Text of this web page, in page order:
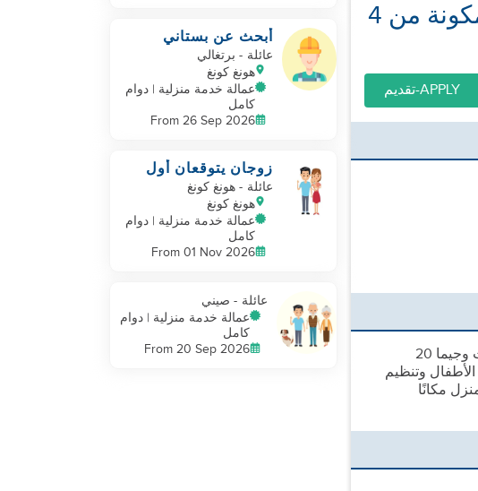
أبحث عن عمة جديدة للانضمام إلى عائلتنا المكونة من 4
APPLY-تقديم
نحن نبحث عن عمة جديدة للانضمام إلى عائلتنا المكونة من 4 أفراد. لدينا طفلان صغيران، جايدن 3 سنوات وجيما 20
وتنظيم
مكانًا
أبحث عن بستاني
للعيش فيه لإدارة
حديقتي
عائلة - برتغالي
هونغ كونغ
عمالة خدمة منزلية | دوام
كامل
From 26 Sep 2026
زوجان يتوقعان أول
طفل يبحثان عن
مساعد ذو خبرة
عائلة - هونغ كونغ
هونغ كونغ
عمالة خدمة منزلية | دوام
كامل
From 01 Nov 2026
عائلة - صيني
عمالة خدمة منزلية | دوام
كامل
From 20 Sep 2026